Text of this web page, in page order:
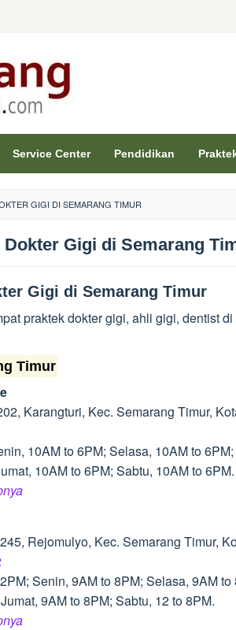
Service Center Pendidikan
GIGI DI SEMARANG TIMUR
Gigi di Semarang
Gigi di Semarang Timur
praktek dokter gigi, ahli gigi, dentist
Timur
Karangturi, Kec. Semarang Timur,
10AM to 6PM; Selasa, 10AM to
10AM to 6PM; Sabtu, 10AM to 6PM.
Rejomulyo, Kec. Semarang Timur,
Senin, 9AM to 8PM; Selasa, 9AM
9AM to 8PM; Sabtu, 12 to 8PM.